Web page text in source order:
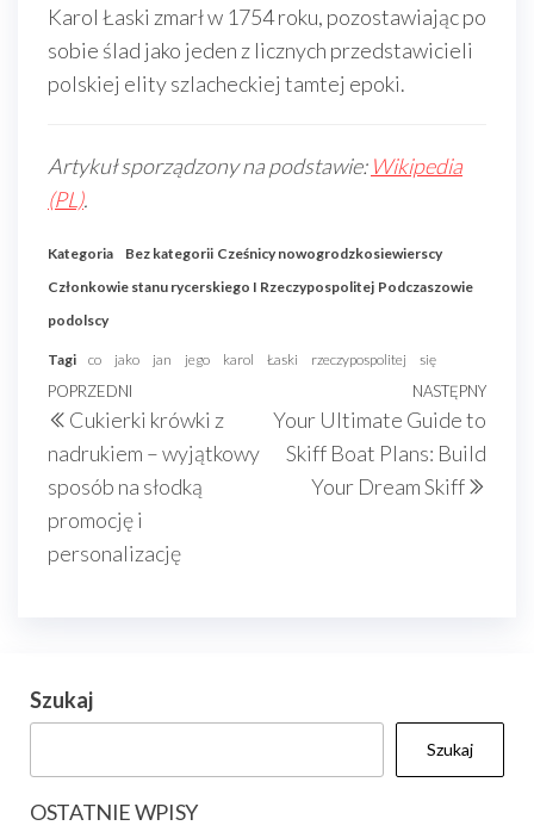
Karol Łaski zmarł w 1754 roku, pozostawiając po
sobie ślad jako jeden z licznych przedstawicieli
polskiej elity szlacheckiej tamtej epoki.
Artykuł sporządzony na podstawie: Wikipedia
(PL).
Kategoria Bez kategorii Cześnicy nowogrodzkosiewierscy
Członkowie stanu rycerskiego I Rzeczypospolitej Podczaszowie
podolscy
Tagi co jako jan jego karol Łaski rzeczypospolitej się
Nawigacja
wpisu
Poprzedni
wpis
POPRZEDNI
Cukierki krówki z
nadrukiem – wyjątkowy
sposób na słodką
promocję i
personalizację
NASTĘPNY
Your Ultimate Guide to
Skiff Boat Plans: Build
Your Dream Skiff
Szukaj
Szukaj
OSTATNIE WPISY